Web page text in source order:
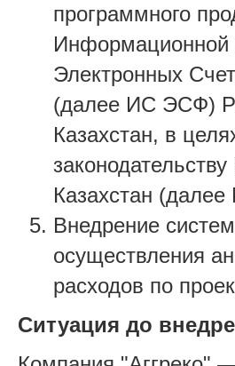
программного
Информационной
Электронных
(далее ИС ЭСФ)
Казахстан, в
Казахстан (далее
Внедрение
осуществления
расходов по
Ситуация до